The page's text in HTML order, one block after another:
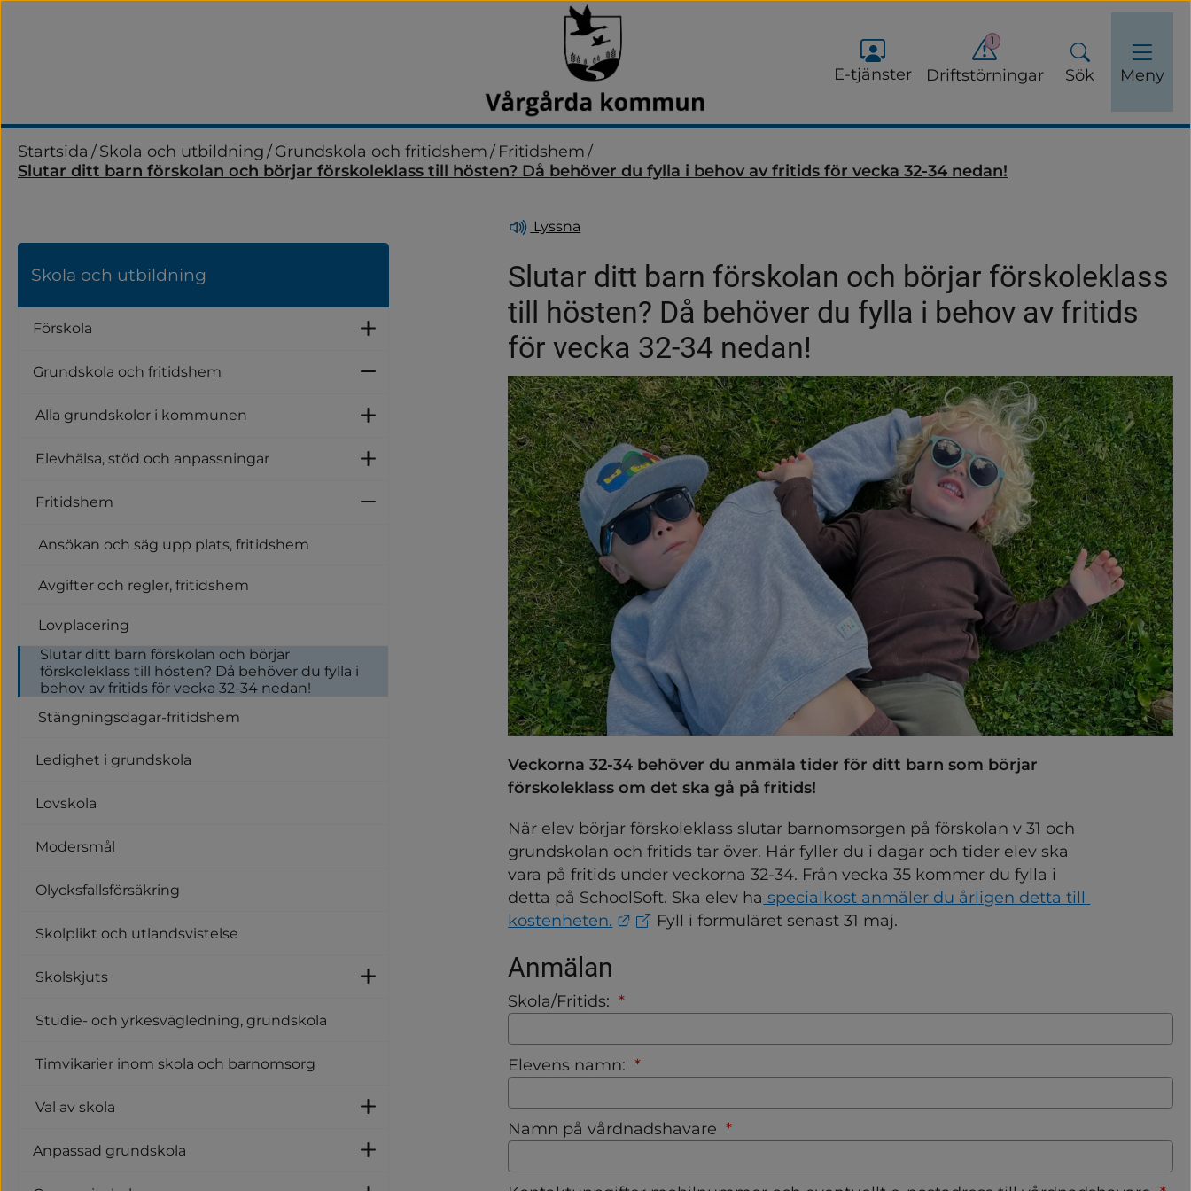
E-tjänster Driftstörningar
1
Sök Meny
Startsida /Skola och utbildning/Grundskola och fritidshem/ Fritidshem/
Slutar ditt barn förskolan och börjar förskoleklass till hösten? Då behöver du fylla i behov av fritids för vecka 32-34 nedan!
Skola och utbildning
Förskola Undersidor för Förskola
Grundskola och fritidshem Undersidor för Grundskola och fritidshem
Alla grundskolor i kommunen Undersidor för Alla grundskolor i kommunen
Elevhälsa, stöd och anpassningar Undersidor för Elevhälsa, stöd och anpassningar
Fritidshem Undersidor för Fritidshem
Ansökan och säg upp plats, fritidshem
Avgifter och regler, fritidshem
Lovplacering
Slutar ditt barn förskolan och börjar
förskoleklass till hösten? Då behöver du fylla i
behov av fritids för vecka 32-34 nedan!
Stängningsdagar-fritidshem
Ledighet i grundskola
Lovskola
Modersmål
Olycksfallsförsäkring
Skolplikt och utlandsvistelse
Skolskjuts Undersidor för Skolskjuts
Studie- och yrkesvägledning, grundskola
Timvikarier inom skola och barnomsorg
Val av skola Undersidor för Val av skola
Anpassad grundskola Undersidor för Anpassad grundskola
Lyssna
Slutar ditt barn förskolan och börjar förskoleklass
till hösten? Då behöver du fylla i behov av fritids
för vecka 32-34 nedan!
Veckorna 32-34 behöver du anmäla tider för ditt barn som börjar
förskoleklass om det ska gå på fritids!
När elev börjar förskoleklass slutar barnomsorgen på förskolan v 31 och
grundskolan och fritids tar över. Här fyller du i dagar och tider elev ska
vara på fritids under veckorna 32-34. Från vecka 35 kommer du fylla i
detta på SchoolSoft. Ska elev ha specialkost anmäler du årligen detta till
kostenheten.
Länk till annan webbplats.
Fyll i formuläret senast 31 maj.
Anmälan
Skola/Fritids: *(obligatorisk)
Elevens namn: *(obligatorisk)
Namn på vårdnadshavare *(obligatorisk)